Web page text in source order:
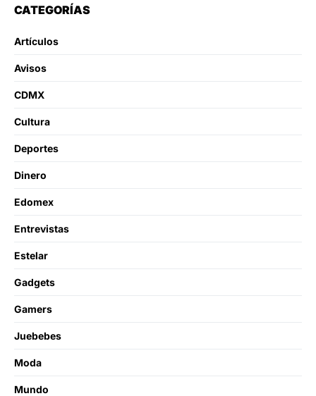
CATEGORÍAS
Artículos
Avisos
CDMX
Cultura
Deportes
Dinero
Edomex
Entrevistas
Estelar
Gadgets
Gamers
Juebebes
Moda
Mundo